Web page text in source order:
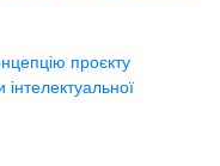
проєкту
інтелектуальної